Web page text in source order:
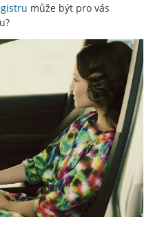
může být pro vás